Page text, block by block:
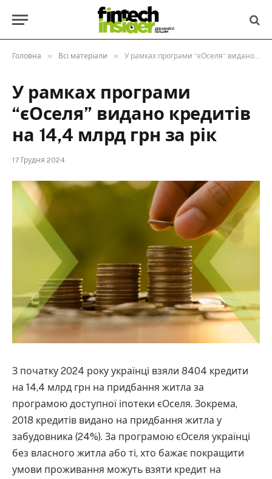
Головна » Всі матеріали » У рамках програми “єОселя” видано кредитів на 14,4 млрд грн за рік
У рамках програми
“єОселя” видано кредитів
на 14,4 млрд грн за рік
17 Грудня 2024
З початку 2024 року українці взяли 8404 кредити
на 14,4 млрд грн на придбання житла за
програмою доступної іпотеки єОселя. Зокрема,
2018 кредитів видано на придбання житла у
забудовника (24%). За програмою єОселя українці
без власного житла або ті, хто бажає покращити
умови проживання можуть взяти кредит на